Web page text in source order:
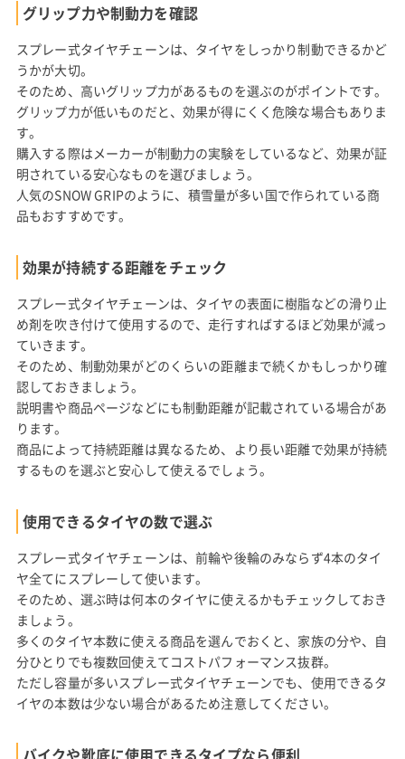
グリップ力や制動力を確認
スプレー式タイヤチェーンは、タイヤをしっかり制動できるかど
うかが大切。
そのため、高いグリップ力があるものを選ぶのがポイントです。
グリップ力が低いものだと、効果が得にくく危険な場合もありま
す。
購入する際はメーカーが制動力の実験をしているなど、効果が証
明されている安心なものを選びましょう。
人気のSNOW GRIPのように、積雪量が多い国で作られている商
品もおすすめです。
効果が持続する距離をチェック
スプレー式タイヤチェーンは、タイヤの表面に樹脂などの滑り止
め剤を吹き付けて使用するので、走行すればするほど効果が減っ
ていきます。
そのため、制動効果がどのくらいの距離まで続くかもしっかり確
認しておきましょう。
説明書や商品ページなどにも制動距離が記載されている場合があ
ります。
商品によって持続距離は異なるため、より長い距離で効果が持続
するものを選ぶと安心して使えるでしょう。
使用できるタイヤの数で選ぶ
スプレー式タイヤチェーンは、前輪や後輪のみならず4本のタイ
ヤ全てにスプレーして使います。
そのため、選ぶ時は何本のタイヤに使えるかもチェックしておき
ましょう。
多くのタイヤ本数に使える商品を選んでおくと、家族の分や、自
分ひとりでも複数回使えてコストパフォーマンス抜群。
ただし容量が多いスプレー式タイヤチェーンでも、使用できるタ
イヤの本数は少ない場合があるため注意してください。
バイクや靴底に使用できるタイプなら便利